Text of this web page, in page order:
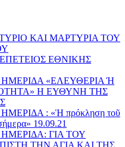
ΚΑI ΜΑΡΤΥΡIΑ ΤΟΥ
EΘΝΙΚHΣ
«EΛΕΥΘΕΡΙΑ Ή
Η ΕΥΘΥΝΗ ΤΗΣ
: «Ἡ πρόκληση τοῦ
19.09.21
ΓΙΑ ΤΟΥ
ΤΗΝ ΑΓΙΑ ΚΑΙ ΤΗΣ